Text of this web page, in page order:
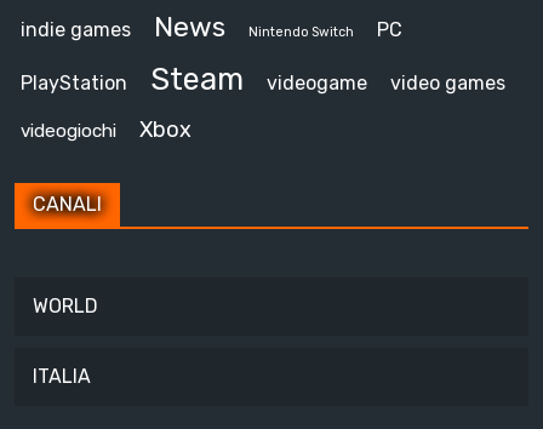
indie games News Nintendo Switch PC
PlayStation Steam videogame video games
videogiochi Xbox
CANALI
WORLD
ITALIA